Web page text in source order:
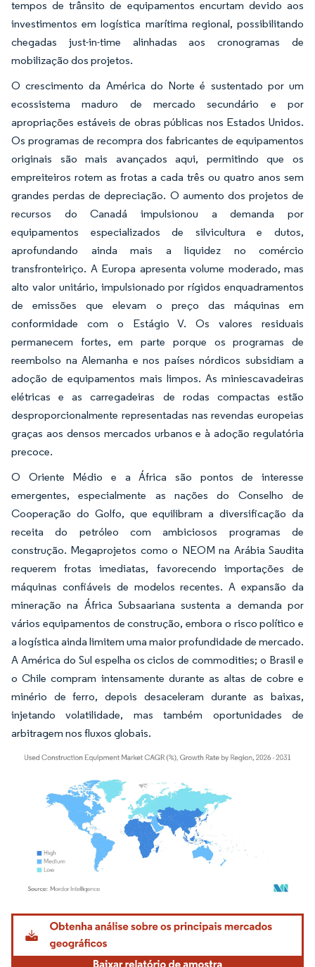
tempos de trânsito de equipamentos encurtam devido aos
investimentos em logística marítima regional, possibilitando
chegadas just-in-time alinhadas aos cronogramas de
mobilização dos projetos.
O crescimento da América do Norte é sustentado por um
ecossistema maduro de mercado secundário e por
apropriações estáveis de obras públicas nos Estados Unidos.
Os programas de recompra dos fabricantes de equipamentos
originais são mais avançados aqui, permitindo que os
empreiteiros rotem as frotas a cada três ou quatro anos sem
grandes perdas de depreciação. O aumento dos projetos de
recursos do Canadá impulsionou a demanda por
equipamentos especializados de silvicultura e dutos,
aprofundando ainda mais a liquidez no comércio
transfronteiriço. A Europa apresenta volume moderado, mas
alto valor unitário, impulsionado por rígidos enquadramentos
de emissões que elevam o preço das máquinas em
conformidade com o Estágio V. Os valores residuais
permanecem fortes, em parte porque os programas de
reembolso na Alemanha e nos países nórdicos subsidiam a
adoção de equipamentos mais limpos. As miniescavadeiras
elétricas e as carregadeiras de rodas compactas estão
desproporcionalmente representadas nas revendas europeias
graças aos densos mercados urbanos e à adoção regulatória
precoce.
O Oriente Médio e a África são pontos de interesse
emergentes, especialmente as nações do Conselho de
Cooperação do Golfo, que equilibram a diversificação da
receita do petróleo com ambiciosos programas de
construção. Megaprojetos como o NEOM na Arábia Saudita
requerem frotas imediatas, favorecendo importações de
máquinas confiáveis de modelos recentes. A expansão da
mineração na África Subsaariana sustenta a demanda por
vários equipamentos de construção, embora o risco político e
a logística ainda limitem uma maior profundidade de mercado.
A América do Sul espelha os ciclos de commodities; o Brasil e
o Chile compram intensamente durante as altas de cobre e
minério de ferro, depois desaceleram durante as baixas,
injetando volatilidade, mas também oportunidades de
arbitragem nos fluxos globais.
Imagem © Mordor Intelligence. O reuso requer atribuição conforme CC BY 4.0.